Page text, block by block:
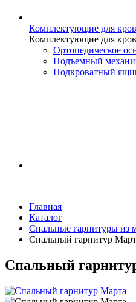
Комплектующие для
Комплектующие для
Ортопедическое
Подъемный
Подкроватный
Главная
Каталог
Спальные гарнитуры из
Спальный гарнитур
Спальный